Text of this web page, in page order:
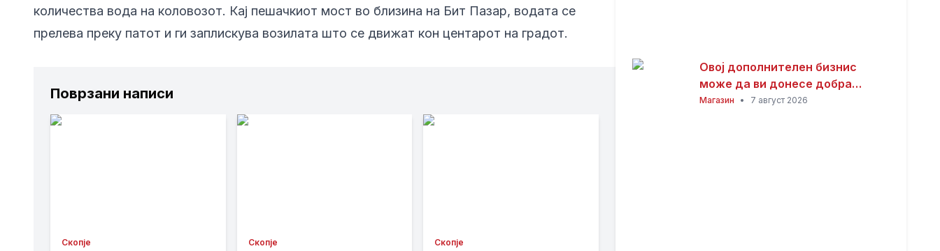
количества вода на коловозот. Кај пешачкиот мост во близина на Бит Пазар, водата се
прелева преку патот и ги заплискува возилата што се движат кон центарот на градот.
Поврзани написи
Скопје Скопје Скопје
Овој дополнителен бизнис
може да ви донесе добра
заработка од дома: Не ви треба
Магазин • 7 август 2026